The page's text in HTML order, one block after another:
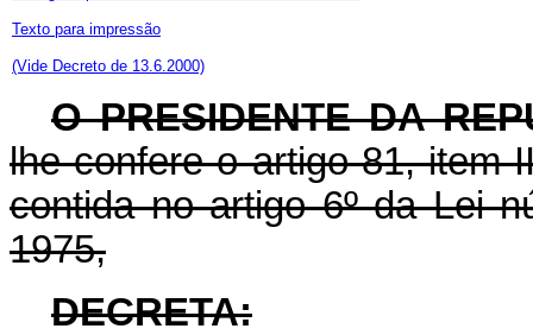
Texto para impressão
(Vide Decreto de 13.6.2000)
O PRESIDENTE DA
lhe confere o artigo 81, item
contida no artigo 6º da Lei
1975,
DECRETA: